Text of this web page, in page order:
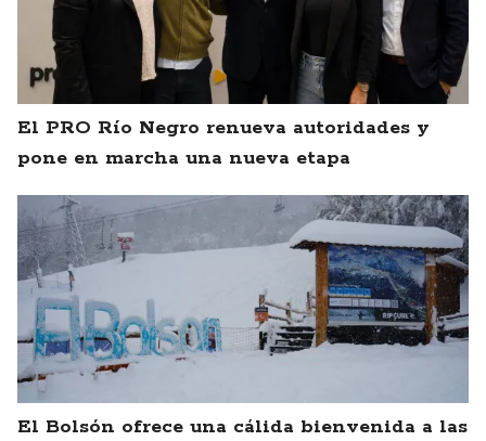
El PRO Río Negro renueva autoridades y
pone en marcha una nueva etapa
El Bolsón ofrece una cálida bienvenida a las